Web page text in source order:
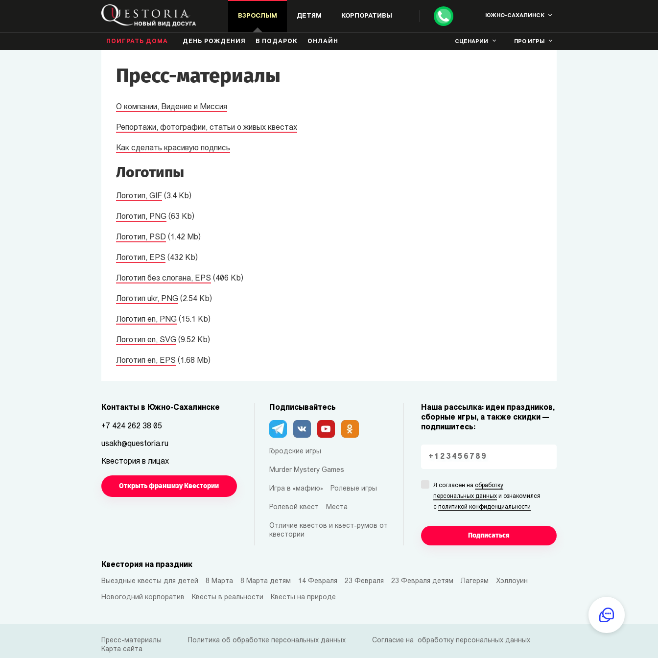
ВЗРОСЛЫМ ДЕТЯМ КОРПОРАТИВЫ ЮЖНО-САХАЛИНСК
ПОИГРАТЬ ДОМА ДЕНЬ РОЖДЕНИЯ В ПОДАРОК ОНЛАЙН СЦЕНАРИИ ПРО ИГРЫ
Пресс-материалы
О компании, Видение и Миссия
Репортажи, фотографии, статьи о живых квестах
Как сделать красивую подпись
Логотипы
Логотип, GIF (3.4 Kb)
Логотип, PNG (63 Kb)
Логотип, PSD (1.42 Mb)
Логотип, EPS (432 Kb)
Логотип без слогана, EPS (406 Kb)
Логотип ukr, PNG (2.54 Kb)
Логотип en, PNG (15.1 Kb)
Логотип en, SVG (9.52 Kb)
Логотип en, EPS (1.68 Mb)
Контакты в Южно-Сахалинске
+7 424 262 38 05
usakh@questoria.ru
Квестория в лицах
Открыть франшизу Квестории
Подписывайтесь
Городские игры
Murder Mystery Games
Игра в «мафию» Ролевые игры
Ролевой квест Места
Отличие квестов и квест-румов от
квестории
Квестория на праздник
Выездные квесты для детей 8 Марта 8 Марта детям 14 Февраля 23 Февраля 23 Февраля детям Лагерям Хэллоуин
Новогодний корпоратив Квесты в реальности Квесты на природе
Наша рассылка: идеи праздников,
сборные игры, а также скидки —
подпишитесь:
Я согласен на обработку
персональных данных и ознакомился
сполитикой конфиденциальности
Подписаться
Пресс-материалы Политика об обработке персональных данных
Согласие на обработку персональных данных
Карта сайта